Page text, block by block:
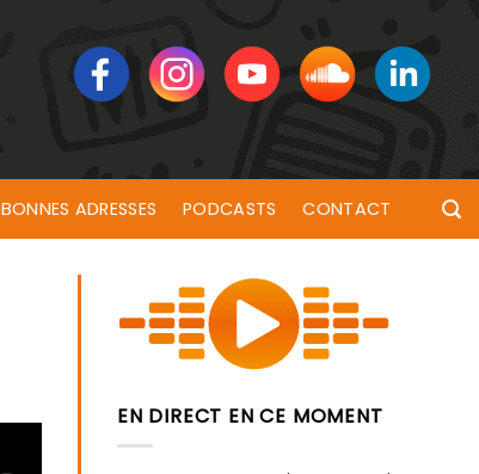
BONNES ADRESSES PODCASTS CONTACT
EN DIRECT EN CE MOMENT